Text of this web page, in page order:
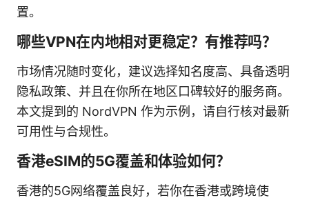
置。
哪些VPN在内地相对更稳定？有推荐吗？
市场情况随时变化，建议选择知名度高、具备透明
隐私政策、并且在你所在地区口碑较好的服务商。
本文提到的 NordVPN 作为示例，请自行核对最新
可用性与合规性。
香港eSIM的5G覆盖和体验如何？
香港的5G网络覆盖良好，若你在香港或跨境使